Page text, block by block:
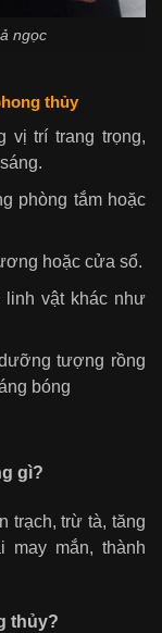
ngọc
thủy
vị trí trang trọng,
phòng tắm hoặc
hoặc cửa sổ.
linh vật khác như
tượng rồng
bóng
gì?
trạch, trừ tà, tăng
mắn, thành
thủy?